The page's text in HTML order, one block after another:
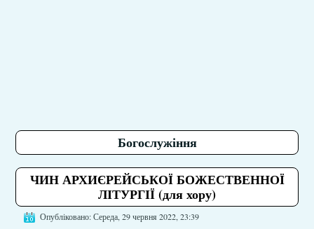
Богослужіння
ЧИН АРХИЄРЕЙСЬКОЇ БОЖЕСТВЕННОЇ
ЛІТУРГІЇ (для хору)
Опубліковано: Середа, 29 червня 2022, 23:39